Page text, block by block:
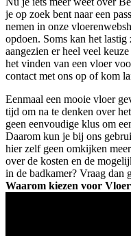
je op zoek bent naar een
nemen in onze
opdoen. Soms kan het
aangezien er heel veel
het vinden van een vloer
contact met ons op of kom
Eenmaal een mooie vloer
tijd om na te denken over
geen eenvoudige klus om
Daarom kun je bij ons
hier zelf geen omkijken
over de kosten en de
in de badkamer? Vraag dan
Waarom kiezen voor